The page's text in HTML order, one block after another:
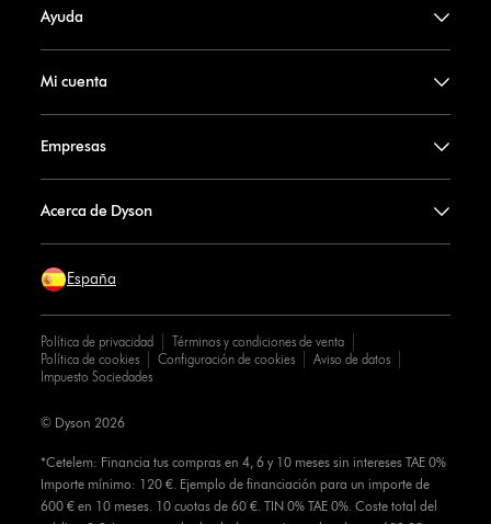
Ayuda
Mi cuenta
Empresas
Acerca de Dyson
España
Política de privacidad
Términos y condiciones de venta
Política de cookies
Configuración de cookies
Aviso de datos
Impuesto Sociedades
*Cetelem: Financia tus compras en 4, 6 y 10 meses sin intereses TAE 0%
Importe mínimo: 120 €. Ejemplo de financiación para un importe de
600 € en 10 meses. 10 cuotas de 60 €. TIN 0% TAE 0%. Coste total del
© Dyson 2026